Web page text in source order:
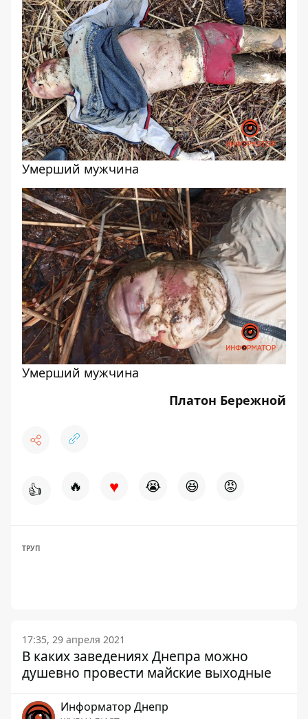
Умерший мужчина
Умерший мужчина
Платон Бережной
👍 🔥 ♥ 😭 😆 😡
ТРУП
17:35, 29 апреля 2021
В каких заведениях Днепра можно
душевно провести майские выходные
Информатор Днепр